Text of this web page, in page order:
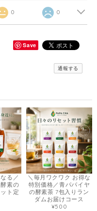
0 0
Save
通報する
る／
素の
ト定
＼毎月ワクワク お得な
特別価格／青パパイヤ
の酵素茶 7包入りラン
ダムお届けコース
¥500